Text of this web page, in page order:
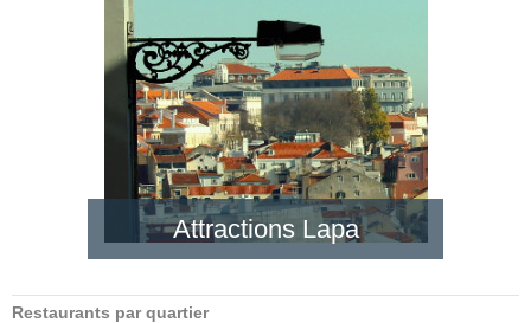
Attractions Lapa
Restaurants par quartier